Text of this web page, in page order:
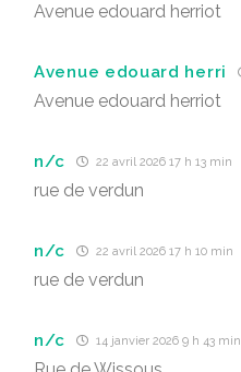
Avenue edouard herriot
Avenue edouard herri
Avenue edouard herriot
n/c 22 avril 2026 17 h 13 min
rue de verdun
n/c 22 avril 2026 17 h 10 min
rue de verdun
n/c 14 janvier 2026 9 h 43 min